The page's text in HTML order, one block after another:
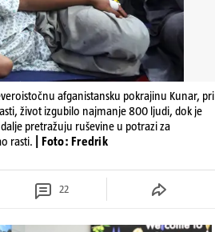
afganistansku pokrajinu Kunar, pri
život izgubilo najmanje 800 ljudi, dok je
pretražuju ruševine u potrazi za
rasti.
| Foto: Fredrik
22